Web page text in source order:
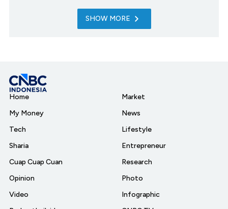
SHOW MORE
Home
My Money
Tech
Sharia
Cuap Cuap Cuan
Opinion
Video
Market
News
Lifestyle
Entrepreneur
Research
Photo
Infographic